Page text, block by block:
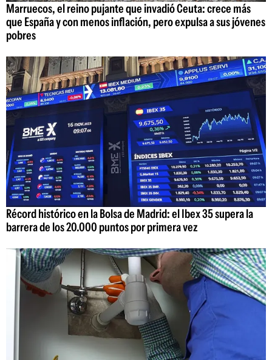
Marruecos, el reino pujante que invadió Ceuta: crece más
que España y con menos inflación, pero expulsa a sus jóvenes
pobres
Récord histórico en la Bolsa de Madrid: el Ibex 35 supera la
barrera de los 20.000 puntos por primera vez